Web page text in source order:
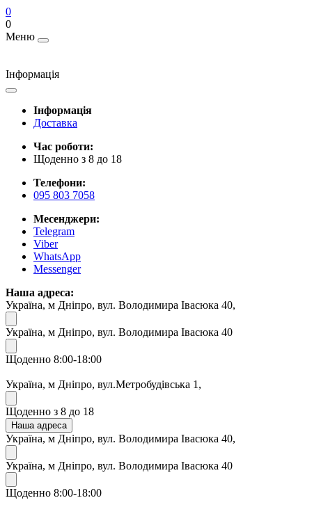
0
0
Меню
Інформація
Інформація
Доставка
Час роботи:
Щоденно з 8 до 18
Телефони:
095 803 7058
Месенджери:
Telegram
Viber
WhatsApp
Messenger
Наша адреса:
Україна, м Дніпро, вул. Володимира Івасюка 40,
Україна, м Дніпро, вул. Володимира Івасюка 40
Щоденно 8:00-18:00
Україна, м Дніпро, вул.Метробудівська 1,
Щоденно з 8 до 18
Наша адреса
Україна, м Дніпро, вул. Володимира Івасюка 40,
Україна, м Дніпро, вул. Володимира Івасюка 40
Щоденно 8:00-18:00